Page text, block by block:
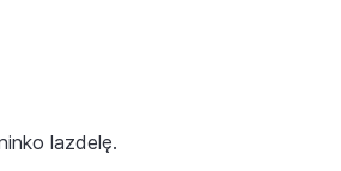
lazdelę.